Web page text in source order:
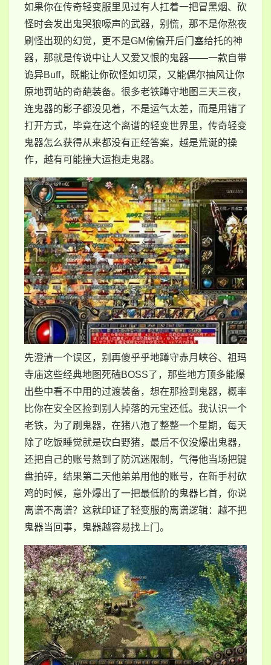
如果你在传奇轻变服里见过有人扛着一把冒黑烟、砍
怪时会发出鬼哭狼嚎声的武器，别慌，那不是你熬夜
刷怪出现的幻觉，更不是GM偷偷开后门塞给托的神
器，那就是传说中让人又爱又恨的鬼器——一款自带
诡异Buff，既能让你砍怪如切菜，又能偶尔抽风让你
原地罚站的奇葩装备。很多老铁蹲守地图三天三夜，
连鬼器的影子都没见着，不是运气太差，而是用错了
打开方式，毕竟在这个离谱的轻变世界里，传奇轻变
鬼器怎么获得从来都没有正经答案，越是荒诞的操
作，越有可能撞大运抱走鬼器。
先澄清一个误区，别再傻乎乎地蹲守赤月峡谷、祖玛
寺庙这些经典地图死磕BOSS了，那些地方顶多能爆
出些中看不中用的过渡装备，想在那捡到鬼器，概率
比你在安全区捡到别人掉落的元宝还低。我认识一个
老铁，为了刷鬼器，在猪八泡了整整一个星期，每天
除了吃饭睡觉就是砍白野猪，最后不仅没爆出鬼器，
还把自己的账号熬到了防沉迷限制，气得他当场把键
盘拍碎，结果第二天他弟弟用他的账号，在新手村砍
鸡的时候，意外爆出了一把最低阶的鬼器匕首，你说
离谱不离谱？这就印证了轻变服的离谱逻辑：越不把
鬼器当回事，鬼器越容易找上门。